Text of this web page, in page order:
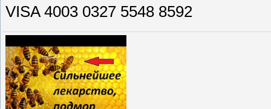
VISA 4003 0327 5548 8592